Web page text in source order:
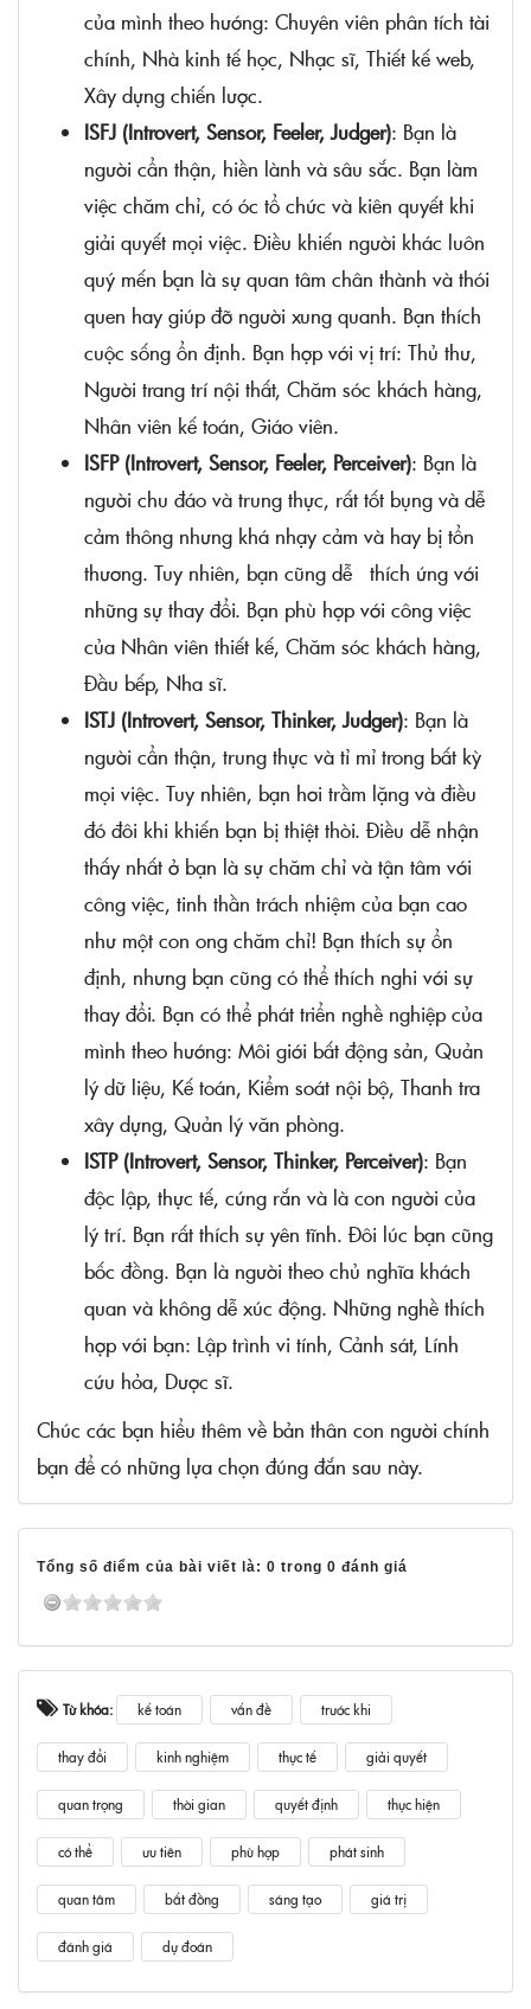
của mình theo hướng: Chuyên viên phân tích tài
chính, Nhà kinh tế học, Nhạc sĩ, Thiết kế web,
Xây dựng chiến lược.
ISFJ (Introvert, Sensor, Feeler, Judger): Bạn là
người cẩn thận, hiền lành và sâu sắc. Bạn làm
việc chăm chỉ, có óc tổ chức và kiên quyết khi
giải quyết mọi việc. Điều khiến người khác luôn
quý mến bạn là sự quan tâm chân thành và thói
quen hay giúp đỡ người xung quanh. Bạn thích
cuộc sống ổn định. Bạn hợp với vị trí: Thủ thư,
Người trang trí nội thất, Chăm sóc khách hàng,
Nhân viên kế toán, Giáo viên.
ISFP (Introvert, Sensor, Feeler, Perceiver): Bạn là
người chu đáo và trung thực, rất tốt bụng và dễ
cảm thông nhưng khá nhạy cảm và hay bị tổn
thương. Tuy nhiên, bạn cũng dễ thích ứng với
những sự thay đổi. Bạn phù hợp với công việc
của Nhân viên thiết kế, Chăm sóc khách hàng,
Đầu bếp, Nha sĩ.
ISTJ (Introvert, Sensor, Thinker, Judger): Bạn là
người cẩn thận, trung thực và tỉ mỉ trong bất kỳ
mọi việc. Tuy nhiên, bạn hơi trầm lặng và điều
đó đôi khi khiến bạn bị thiệt thòi. Điều dễ nhận
thấy nhất ở bạn là sự chăm chỉ và tận tâm với
công việc, tinh thần trách nhiệm của bạn cao
như một con ong chăm chỉ! Bạn thích sự ổn
định, nhưng bạn cũng có thể thích nghi với sự
thay đổi. Bạn có thể phát triển nghề nghiệp của
mình theo hướng: Môi giới bất động sản, Quản
lý dữ liệu, Kế toán, Kiểm soát nội bộ, Thanh tra
xây dựng, Quản lý văn phòng.
ISTP (Introvert, Sensor, Thinker, Perceiver): Bạn
độc lập, thực tế, cứng rắn và là con người của
lý trí. Bạn rất thích sự yên tĩnh. Đôi lúc bạn cũng
bốc đồng. Bạn là người theo chủ nghĩa khách
quan và không dễ xúc động. Những nghề thích
hợp với bạn: Lập trình vi tính, Cảnh sát, Lính
cứu hỏa, Dược sĩ.
Chúc các bạn hiểu thêm về bản thân con người chính
bạn để có những lựa chọn đúng đắn sau này.
Tổng số điểm của bài viết là: 0 trong 0 đánh giá
Từ khóa: kế toán vấn đề trước khi
thay đổi kinh nghiệm thực tế giải quyết
quan trọng thời gian quyết định thực hiện
có thể ưu tiên phù hợp phát sinh
quan tâm bất đồng sáng tạo giá trị
đánh giá dự đoán